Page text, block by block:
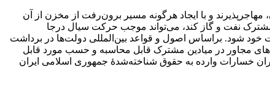
و با ایجاد هرگونه مسیر برون‌رفت از مخزن از آن
نفت و گاز کند، می‌تواند موجب حرکت سیال درجا
شود. براساس اصول و قواعد بین‌المللی دولت‌ها در برداشت
مجاور در میادین مشترک قابل محاسبه و حسب مورد قابل
خسارات وارده به حقوق شناخته‌شدۀ جمهوری اسلامی ایران